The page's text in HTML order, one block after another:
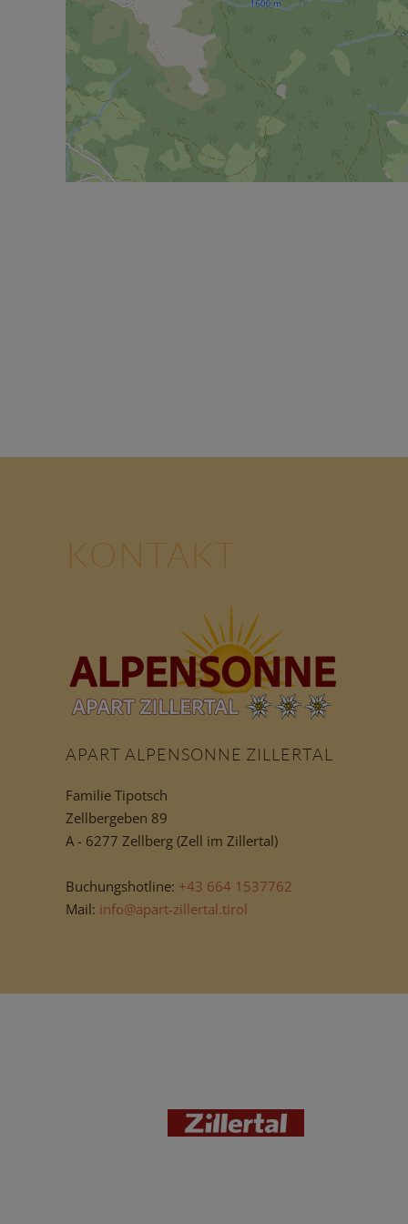
KONTAKT
APART ALPENSONNE ZILLERTAL
Familie Tipotsch
Zellbergeben 89
A - 6277 Zellberg (Zell im Zillertal)
Buchungshotline: +43 664 1537762
Mail: info@apart-zillertal.tirol